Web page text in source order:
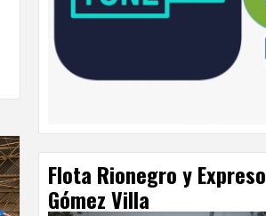
Flota Rionegro y Expreso
Gómez Villa